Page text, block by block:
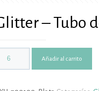
– Tubo
Añadir al carrito